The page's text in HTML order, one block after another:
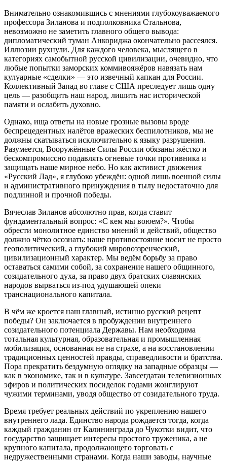
Внимательно ознакомившись с мнениями глубокоуважаемого
профессора Зиланова и подполковника Стальнова,
невозможно не заметить главного общего вывода:
дипломатический туман Анкориджа окончательно рассеялся.
Иллюзии рухнули. Для каждого человека, мыслящего в
категориях самобытной русской цивилизации, очевидно, что
любые попытки заморских коммивояжёров навязать нам
кулуарные «сделки» — это извечный капкан для России.
Коллективный Запад во главе с США преследует лишь одну
цель — разобщить наш народ, лишить нас исторической
памяти и ослабить духовно.
Однако, ища ответы на новые грозные вызовы вроде
беспрецедентных налётов вражеских беспилотников, мы не
должны скатываться исключительно к языку разрушения.
Разумеется, Вооружённые Силы России обязаны жёстко и
бескомпромиссно подавлять огневые точки противника и
защищать наше мирное небо. Но как активист движения
«Русский Лад», я глубоко убеждён: одной лишь военной силы
и административного принуждения в тылу недостаточно для
подлинной и прочной победы.
Вячеслав Зиланов абсолютно прав, когда ставит
фундаментальный вопрос: «С кем мы воюем?». Чтобы
обрести монолитное единство мнений и действий, общество
должно чётко осознать: наше противостояние носит не просто
геополитический, а глубокий мировоззренческий,
цивилизационный характер. Мы ведём борьбу за право
оставаться самими собой, за сохранение нашего общинного,
созидательного духа, за право двух братских славянских
народов вырваться из-под удушающей опеки
транснационального капитала.
В чём же кроется наш главный, истинно русский рецепт
победы? Он заключается в пробуждении внутреннего
созидательного потенциала Державы. Нам необходима
тотальная культурная, образовательная и промышленная
мобилизация, основанная не на страхе, а на восстановлении
традиционных ценностей правды, справедливости и братства.
Пора прекратить бездумную оглядку на западные образцы —
как в экономике, так и в культуре. Завсегдатаи телевизионных
эфиров и политических посиделок годами жонглируют
чужими терминами, уводя общество от созидательного труда.
Время требует реальных действий по укреплению нашего
внутреннего лада. Единство народа рождается тогда, когда
каждый гражданин от Калининграда до Чукотки видит, что
государство защищает интересы простого труженика, а не
крупного капитала, продолжающего торговать с
недружественными странами. Когда наши заводы, научные